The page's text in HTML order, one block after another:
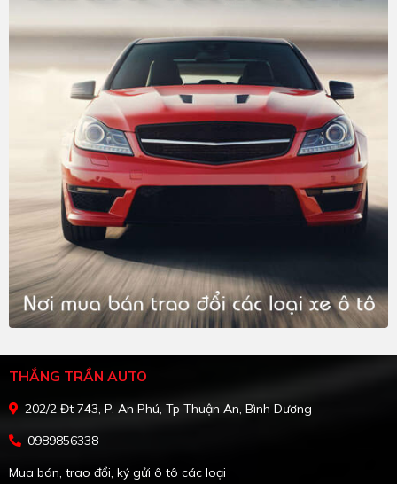
THẮNG TRẦN AUTO
202/2 Đt 743, P. An Phú, Tp Thuận An, Bình Dương
0989856338
Mua bán, trao đổi, ký gửi ô tô các loại